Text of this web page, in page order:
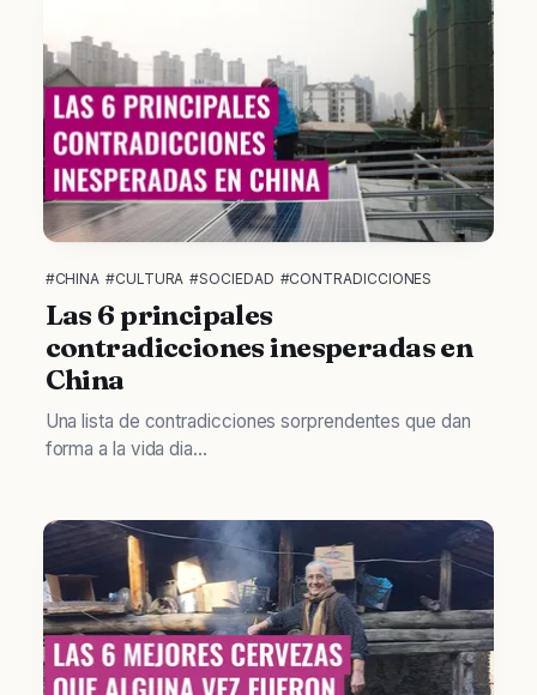
#CHINA #CULTURA #SOCIEDAD #CONTRADICCIONES
Las 6 principales
contradicciones inesperadas en
China
Una lista de contradicciones sorprendentes que dan
forma a la vida dia...